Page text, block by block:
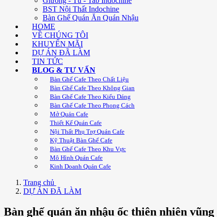
BST Nội Thất Indochine
Bàn Ghế Quán Ăn Quán Nhậu
HOME
VỀ CHÚNG TÔI
KHUYẾN MÃI
DỰ ÁN ĐÃ LÀM
TIN TỨC
BLOG & TƯ VẤN
Bàn Ghế Cafe Theo Chất Liệu
Bàn Ghế Cafe Theo Không Gian
Bàn Ghế Cafe Theo Kiểu Dáng
Bàn Ghế Cafe Theo Phong Cách
Mở Quán Cafe
Thiết Kế Quán Cafe
Nội Thất Phụ Trợ Quán Cafe
Kỹ Thuật Bàn Ghế Cafe
Bàn Ghế Cafe Theo Khu Vực
Mô Hình Quán Cafe
Kinh Doanh Quán Cafe
Trang chủ
DỰ ÁN ĐÃ LÀM
Bàn ghế quán ăn nhậu ốc thiên nhiên